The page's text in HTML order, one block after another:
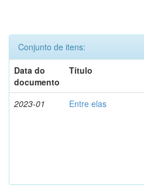
Conjunto de itens:
Data do
documento
Título
2023-01 Entre elas